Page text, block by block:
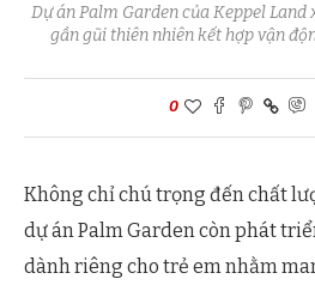
Dự án Palm Garden của Keppel
gần gũi thiên nhiên kết hợp vận
0
Không chỉ chú trọng đến chất
dự án Palm Garden còn phát
dành riêng cho trẻ em nhằm